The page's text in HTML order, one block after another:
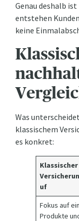
Genau deshalb
entstehen
keine
Was
klassischem
es konkret:
Klassischer
uf
Fokus auf
Produkte